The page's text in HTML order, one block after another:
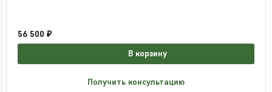
56 500 ₽
В корзину
Получить консультацию